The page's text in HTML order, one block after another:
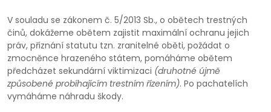
V souladu se zákonem č. 5/2013 Sb., o obětech trestných
činů, dokážeme obětem zajistit maximální ochranu jejich
práv, přiznání statutu tzn. zranitelné oběti, požádat o
zmocněnce hrazeného státem, pomáháme obětem
předcházet sekundární viktimizaci (druhotné újmě
způsobené probíhajícím trestním řízením). Po pachatelích
vymáháme náhradu škody.